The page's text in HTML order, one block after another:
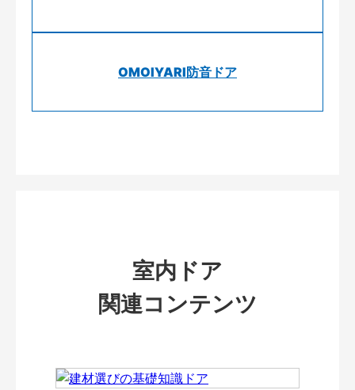
OMOIYARI防音ドア
室内ドア
関連コンテンツ